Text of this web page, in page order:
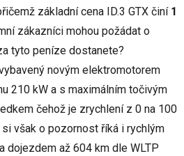
základní cena ID.3 GTX činí 1
zákazníci mohou požádat o
tyto peníze dostanete?
novým elektromotorem
210 kW a s maximálním točivým
čehož je zrychlení z 0 na 100
však o pozornost říká i rychlým
dojezdem až 604 km dle WLTP